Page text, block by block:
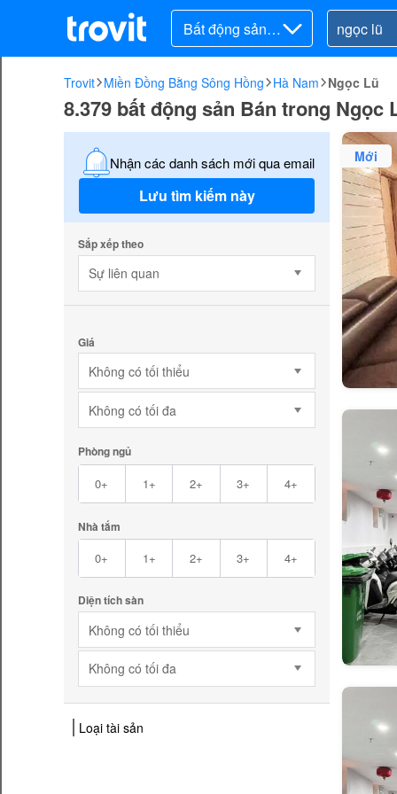
Bất động sản ra
o bán
Trovit Miền Đồng Bằng Sông Hồng Hà Nam Ngọc Lũ
8.379 bất động sản Bán trong Ngọc
Nhận các danh sách mới qua email
Lưu tìm kiếm này
Sắp xếp theo
Sự liên quan
Giá
Không có tối thiểu
Không có tối đa
Phòng ngủ
0+ 1+ 2+ 3+ 4+
Nhà tắm
0+ 1+ 2+ 3+ 4+
Diện tích sàn
Không có tối thiểu
Không có tối đa
Loại tài sản
Mới